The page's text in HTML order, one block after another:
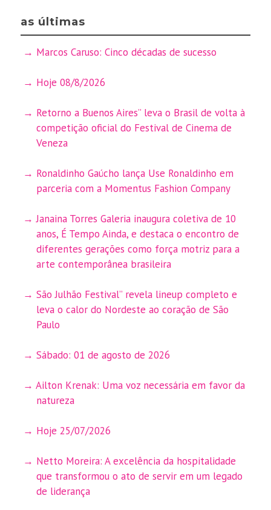
as últimas
Marcos Caruso: Cinco décadas de sucesso
Hoje 08/8/2026
Retorno a Buenos Aires” leva o Brasil de volta à
competição oficial do Festival de Cinema de
Veneza
Ronaldinho Gaúcho lança Use Ronaldinho em
parceria com a Momentus Fashion Company
Janaina Torres Galeria inaugura coletiva de 10
anos, É Tempo Ainda, e destaca o encontro de
diferentes gerações como força motriz para a
arte contemporânea brasileira
São Julhão Festival” revela lineup completo e
leva o calor do Nordeste ao coração de São
Paulo
Sábado: 01 de agosto de 2026
Ailton Krenak: Uma voz necessária em favor da
natureza
Hoje 25/07/2026
Netto Moreira: A excelência da hospitalidade
que transformou o ato de servir em um legado
de liderança